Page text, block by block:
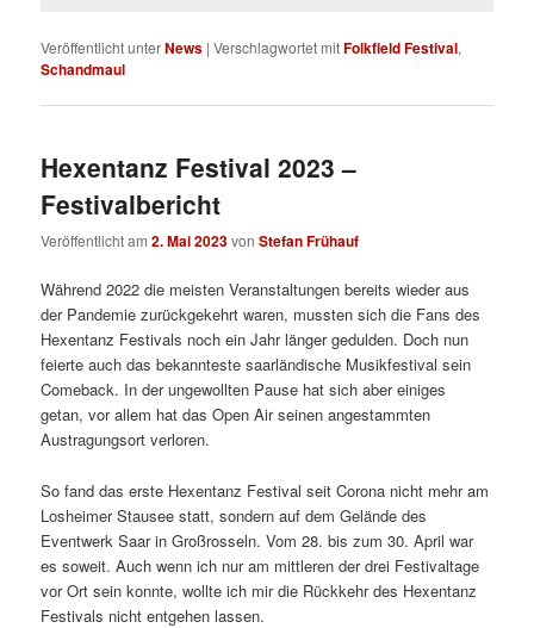
Veröffentlicht unterNews |Verschlagwortet mitFolkfield Festival,
Schandmaul
Hexentanz Festival 2023 –
Festivalbericht
Veröffentlicht am2. Mai 2023vonStefan Frühauf
Während 2022 die meisten Veranstaltungen bereits wieder aus
der Pandemie zurückgekehrt waren, mussten sich die Fans des
Hexentanz Festivals noch ein Jahr länger gedulden. Doch nun
feierte auch das bekannteste saarländische Musikfestival sein
Comeback. In der ungewollten Pause hat sich aber einiges
getan, vor allem hat das Open Air seinen angestammten
Austragungsort verloren.
So fand das erste Hexentanz Festival seit Corona nicht mehr am
Losheimer Stausee statt, sondern auf dem Gelände des
Eventwerk Saar in Großrosseln. Vom 28. bis zum 30. April war
es soweit. Auch wenn ich nur am mittleren der drei Festivaltage
vor Ort sein konnte, wollte ich mir die Rückkehr des Hexentanz
Festivals nicht entgehen lassen.